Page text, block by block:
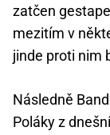
zatčen
mezitím v
jinde proti nim
Následně
Poláky z